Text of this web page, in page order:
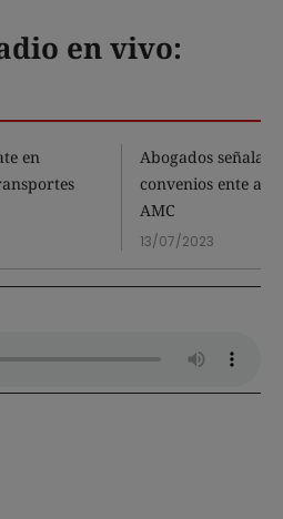
en vivo:
en
Abogados
convenios ente
AMC
13/07/2023